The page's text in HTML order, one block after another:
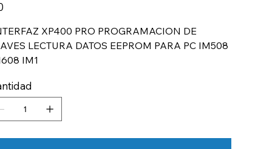
XP400 PRO PROGRAMACION DE
LECTURA DATOS EEPROM PARA PC IM508
IM1